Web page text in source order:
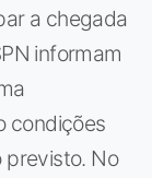
a chegada
informam
condições
previsto. No